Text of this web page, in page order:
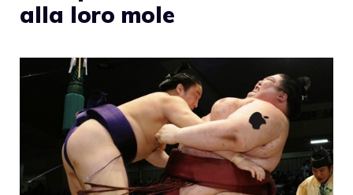
alla loro mole